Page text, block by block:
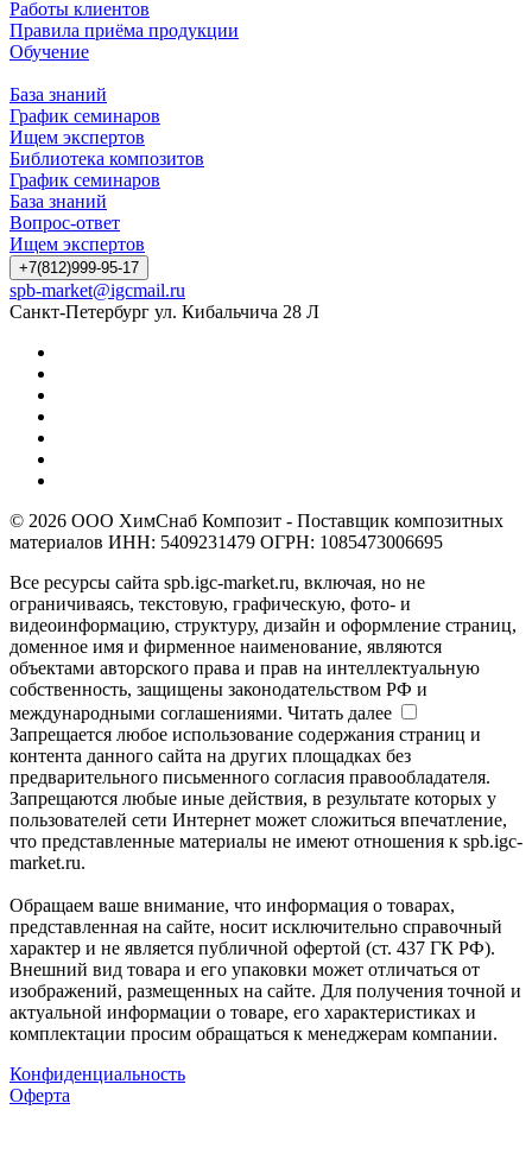
Работы клиентов
Правила приёма продукции
Обучение
База знаний
График семинаров
Ищем экспертов
Библиотека композитов
График семинаров
База знаний
Вопрос-ответ
Ищем экспертов
+7(812)999-95-17
spb-market@igcmail.ru
Санкт-Петербург ул. Кибальчича 28 Л
© 2026 ООО ХимСнаб Композит - Поставщик композитных
материалов ИНН: 5409231479 ОГРН: 1085473006695
Все ресурсы сайта spb.igc-market.ru, включая, но не
ограничиваясь, текстовую, графическую, фото- и
видеоинформацию, структуру, дизайн и оформление страниц,
доменное имя и фирменное наименование, являются
объектами авторского права и прав на интеллектуальную
собственность, защищены законодательством РФ и
международными соглашениями. Читать далее
Запрещается любое использование содержания страниц и
контента данного сайта на других площадках без
предварительного письменного согласия правообладателя.
Запрещаются любые иные действия, в результате которых у
пользователей сети Интернет может сложиться впечатление,
что представленные материалы не имеют отношения к spb.igc-
market.ru.
Обращаем ваше внимание, что информация о товарах,
представленная на сайте, носит исключительно справочный
характер и не является публичной офертой (ст. 437 ГК РФ).
Внешний вид товара и его упаковки может отличаться от
изображений, размещенных на сайте. Для получения точной и
актуальной информации о товаре, его характеристиках и
комплектации просим обращаться к менеджерам компании.
Конфиденциальность
Оферта